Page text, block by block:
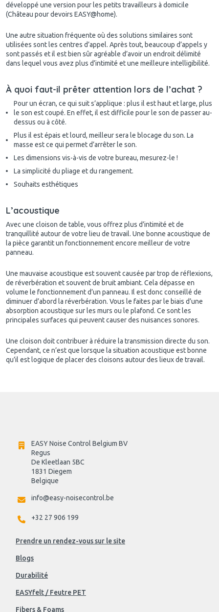
développé une version pour les petits travailleurs à domicile
(Château pour devoirs EASY@home).
Une autre situation fréquente où des solutions similaires sont
utilisées sont les centres d’appel. Après tout, beaucoup d’appels y
sont passés et il est bien sûr agréable d’avoir un endroit délimité
dans lequel vous avez plus d’intimité et une meilleure intelligibilité.
À quoi faut-il prêter attention lors de l’achat ?
Pour un écran, ce qui suit s’applique : plus il est haut et large, plus
le son est coupé. En effet, il est difficile pour le son de passer au-
dessus ou à côté.
Plus il est épais et lourd, meilleur sera le blocage du son. La
masse est ce qui permet d’arrêter le son.
Les dimensions vis-à-vis de votre bureau, mesurez-le !
La simplicité du pliage et du rangement.
Souhaits esthétiques
L’acoustique
Avec une cloison de table, vous offrez plus d’intimité et de
tranquillité autour de votre lieu de travail. Une bonne acoustique de
la pièce garantit un fonctionnement encore meilleur de votre
panneau.
Une mauvaise acoustique est souvent causée par trop de réflexions,
de réverbération et souvent de bruit ambiant. Cela dépasse en
volume le fonctionnement d’un panneau. Il est donc conseillé de
diminuer d’abord la réverbération. Vous le faites par le biais d’une
absorption acoustique sur les murs ou le plafond. Ce sont les
principales surfaces qui peuvent causer des nuisances sonores.
Une cloison doit contribuer à réduire la transmission directe du son.
Cependant, ce n’est que lorsque la situation acoustique est bonne
qu’il est logique de placer des cloisons autour des lieux de travail.
EASY Noise Control Belgium BV
Regus
De Kleetlaan 5BC
1831 Diegem
Belgique
info@easy-noisecontrol.be
+32 27 906 199
Prendre un rendez-vous sur le site
Blogs
Durabilité
EASYfelt / Feutre PET
Fibers & Foams